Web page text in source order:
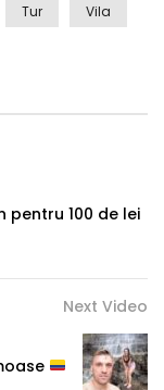
Tur Vila
pentru 100 de lei
Next Video